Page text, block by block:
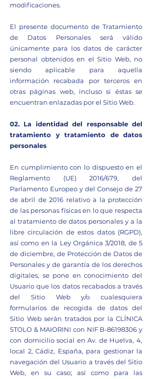
modificaciones.
El presente documento de Tratamiento
de Datos Personales será válido
únicamente para los datos de carácter
personal obtenidos en el Sitio Web, no
siendo aplicable para aquella
información recabada por terceros en
otras páginas web, incluso si éstas se
encuentran enlazadas por el Sitio Web.
02. La identidad del responsable del
tratamiento y tratamiento de datos
personales
En cumplimiento con lo dispuesto en el
Reglamento (UE) 2016/679, del
Parlamento Europeo y del Consejo de 27
de abril de 2016 relativo a la protección
de las personas físicas en lo que respecta
al tratamiento de datos personales y a la
libre circulación de estos datos (RGPD),
así como en la Ley Orgánica 3/2018, de 5
de diciembre, de Protección de Datos de
Personales y de garantía de los derechos
digitales, se pone en conocimiento del
Usuario que los datos recabados a través
del Sitio Web y/o cualesquiera
formularios de recogida de datos del
Sitio Web serán tratados por la CLÍNICA
STOLO & MAIORINI con NIF B-86198306 y
con domicilio social en Av. de Huelva, 4,
local 2, Cádiz, España, para gestionar la
navegación del Usuario a través del Sitio
Web, en su caso; así como para las